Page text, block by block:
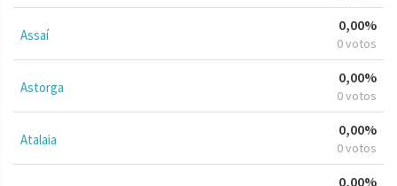
Assaí
0,00%
0 votos
Astorga
0,00%
0 votos
Atalaia
0,00%
0 votos
0,00%